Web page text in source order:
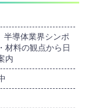
半導体業界シンポ
材料の観点から日
内